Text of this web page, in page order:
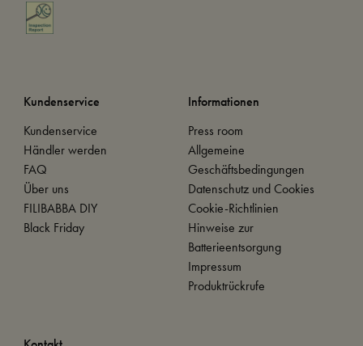
Kundenservice
Kundenservice
Händler werden
FAQ
Über uns
FILIBABBA DIY
Black Friday
Informationen
Press room
Allgemeine
Geschäftsbedingungen
Datenschutz und Cookies
Cookie-Richtlinien
Hinweise zur
Batterieentsorgung
Impressum
Produktrückrufe